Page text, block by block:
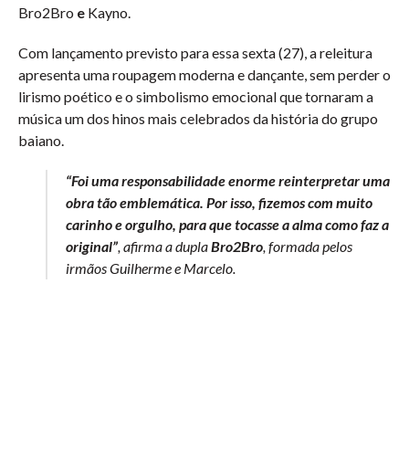
Bro2Bro e Kayno.
Com lançamento previsto para essa sexta (27), a releitura
apresenta uma roupagem moderna e dançante, sem perder o
lirismo poético e o simbolismo emocional que tornaram a
música um dos hinos mais celebrados da história do grupo
baiano.
“Foi uma responsabilidade enorme reinterpretar uma
obra tão emblemática. Por isso, fizemos com muito
carinho e orgulho, para que tocasse a alma como faz a
original”, afirma a duplaBro2Bro, formada pelos
irmãos Guilherme e Marcelo.